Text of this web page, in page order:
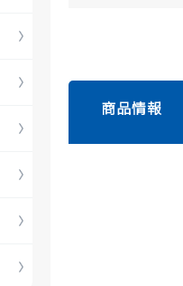
商品情報